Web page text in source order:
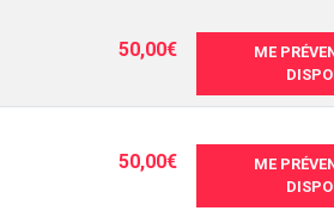
50,00€
ME
50,00€
ME